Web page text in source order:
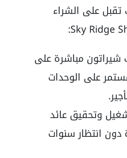
تقبل على الشراء
مباشرة على
على الوحدات
وتحقيق عائد
انتظار سنوات